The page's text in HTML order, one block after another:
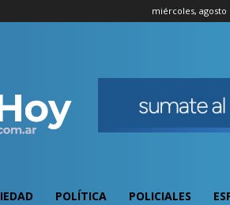
miércoles, agosto
POLÍTICA POLICIALES